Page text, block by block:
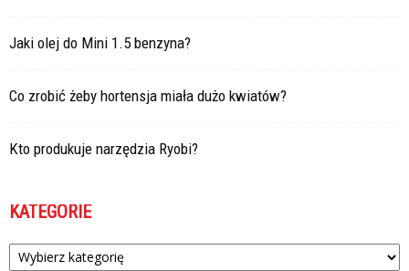
Jaki olej do Mini 1.5 benzyna?
Co zrobić żeby hortensja miała dużo kwiatów?
Kto produkuje narzędzia Ryobi?
KATEGORIE
Kategorie